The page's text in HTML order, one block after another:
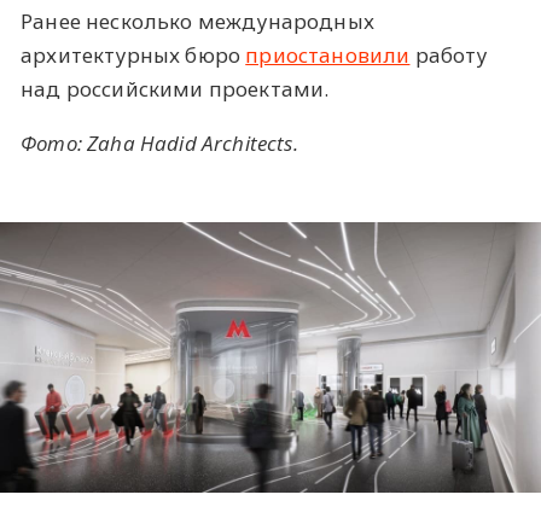
Ранее несколько международных
архитектурных бюро приостановили работу
над российскими проектами.
Фото: Zaha Hadid Architects.